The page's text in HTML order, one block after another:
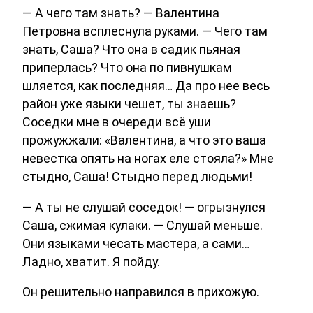
— А чего там знать? — Валентина
Петровна всплеснула руками. — Чего там
знать, Саша? Что она в садик пьяная
приперлась? Что она по пивнушкам
шляется, как последняя… Да про нее весь
район уже языки чешет, ты знаешь?
Соседки мне в очереди всё уши
прожужжали: «Валентина, а что это ваша
невестка опять на ногах еле стояла?» Мне
стыдно, Саша! Стыдно перед людьми!
— А ты не слушай соседок! — огрызнулся
Саша, сжимая кулаки. — Слушай меньше.
Они языками чесать мастера, а сами…
Ладно, хватит. Я пойду.
Он решительно направился в прихожую.